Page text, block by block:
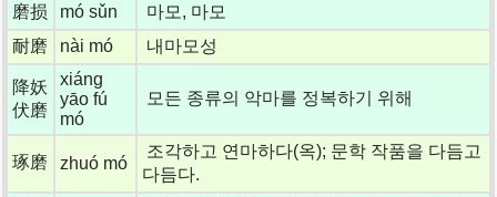
磨损 mó sǔn
마모, 마모
耐磨
nài mó 내마모성
降妖
伏磨
xiáng
yāo fú
mó
모든 종류의 악마를 정복하기 위해
琢磨 zhuó mó
조각하고 연마하다(옥); 문학 작품을 다듬고
다듬다.